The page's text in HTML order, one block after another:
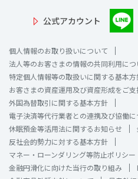
公式アカウント
個人情報のお取り扱いについて
法人等のお客さまの情報の共同利用につ
特定個人情報等の取扱いに関する基本方
お客さまの資産運用及び資産形成をご
外国為替取引に関する基本方針
電子決済等代行業者との連携及び協働に
休眠預金等活用法に関するお知らせ
反社会的勢力に対する基本方針
マネー・ローンダリング等防止ポリシー
金融円滑化に向けた当行の取り組み